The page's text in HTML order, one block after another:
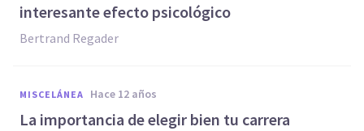
interesante efecto psicológico
Bertrand Regader
MISCELÁNEA hace 12 años
La importancia de elegir bien tu carrera